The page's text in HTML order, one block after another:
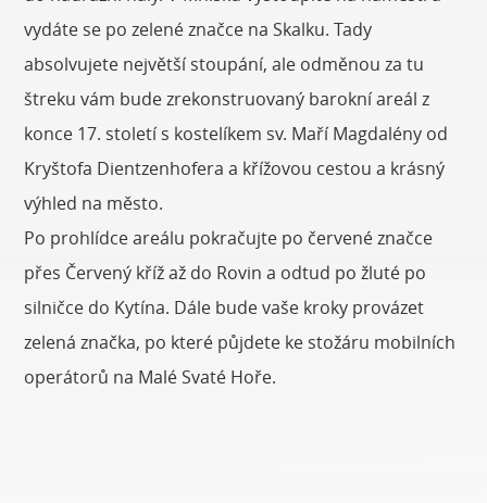
vydáte se po zelené značce na Skalku. Tady
absolvujete největší stoupání, ale odměnou za tu
štreku vám bude zrekonstruovaný barokní areál z
konce 17. století s kostelíkem sv. Maří Magdalény od
Kryštofa Dientzenhofera a křížovou cestou a krásný
výhled na město.
Po prohlídce areálu pokračujte po červené značce
přes Červený kříž až do Rovin a odtud po žluté po
silničce do Kytína. Dále bude vaše kroky provázet
zelená značka, po které půjdete ke stožáru mobilních
operátorů na Malé Svaté Hoře.